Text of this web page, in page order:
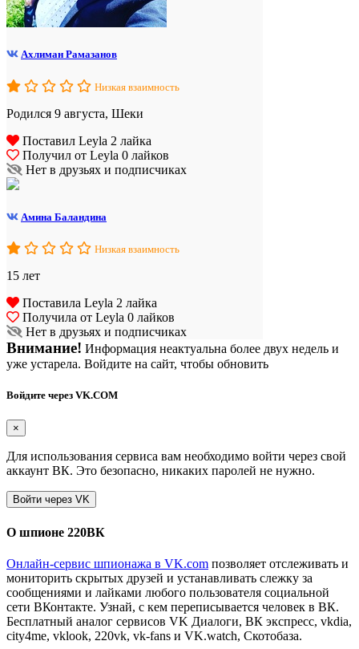
Ахлиман Рамазанов
Низкая взаимность
Родился 9 августа, Шеки
Поставил Leyla 2 лайка
Получил от Leyla 0 лайков
Нет в друзьях и подписчиках
Амина Баландина
Низкая взаимность
15 лет
Поставила Leyla 2 лайка
Получила от Leyla 0 лайков
Нет в друзьях и подписчиках
Внимание! Информация неактуальна более двух недель и
уже устарела. Войдите на сайт, чтобы обновить
Войдите через VK.COM
×
Для использования сервиса вам необходимо войти через свой
аккаунт ВК. Это безопасно, никаких паролей не нужно.
О шпионе 220ВК
Онлайн-сервис шпионажа в VK.com позволяет отслеживать и
мониторить скрытых друзей и устанавливать слежку за
сообщениями и лайками любого пользователя социальной
сети ВКонтакте. Узнай, с кем переписывается человек в ВК.
Бесплатный аналог сервисов VK Диалоги, ВК экспресс, vkdia,
city4me, vklook, 220vk, vk-fans и VK.watch, Скотобаза.